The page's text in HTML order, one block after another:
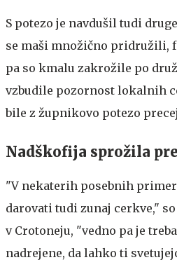
S potezo je navdušil tudi
se maši množično pridružili,
pa so kmalu zakrožile po
vzbudile pozornost lokalnih
bile z župnikovo potezo
Nadškofija sprožila
"V nekaterih posebnih
darovati tudi zunaj cerkve,"
v Crotoneju, "vedno pa je
nadrejene, da lahko ti